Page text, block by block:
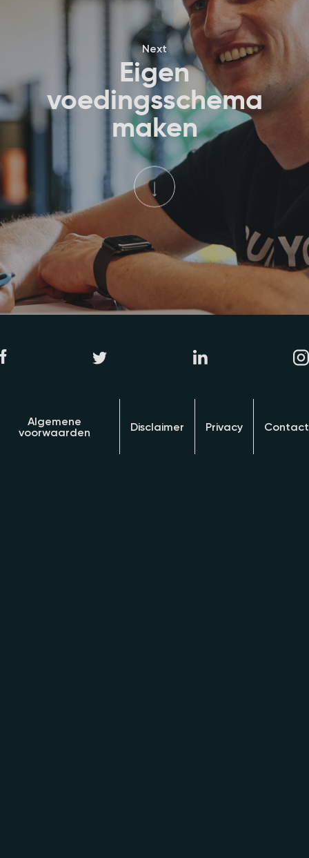
Next
Eigen
voedingsschema
maken
Algemene
voorwaarden
Disclaimer Privacy Contact